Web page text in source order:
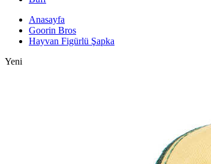
Anasayfa
Goorin Bros
Hayvan Figürlü Şapka
Yeni